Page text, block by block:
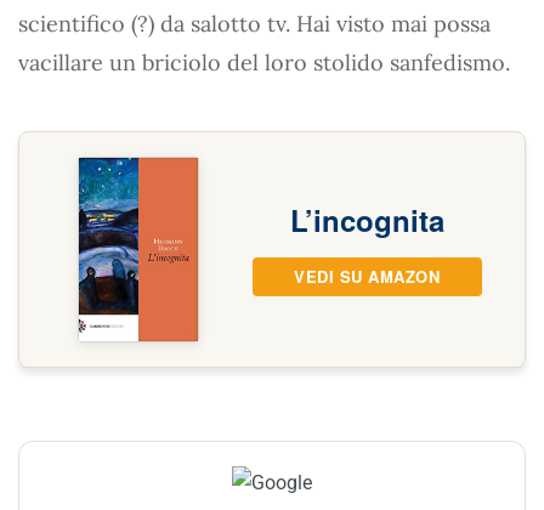
scientifico (?) da salotto tv. Hai visto mai possa
vacillare un briciolo del loro stolido sanfedismo.
L’incognita
VEDI SU AMAZON